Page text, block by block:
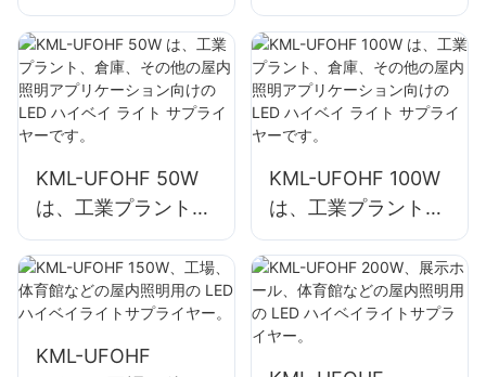
は、工業工場や倉庫
などの屋内スペース
に最適です。
は、工業工場や倉庫
などの屋内スペース
向けサプライヤーで
す。
KML-UFOHF 50W
は、工業プラント、
倉庫、その他の屋内
照明アプリケーショ
ン向けの LED ハイ
ベイ ライト サプラ
イヤーです。
KML-UFOHF 100W
は、工業プラント、
倉庫、その他の屋内
照明アプリケーショ
ン向けの LED ハイ
ベイ ライト サプラ
KML-UFOHF